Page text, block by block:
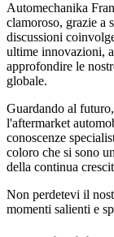
Automechanika
clamoroso, grazie a
discussioni
ultime innovazioni,
approfondire le
globale.
Guardando al
l'aftermarket
conoscenze
coloro che si sono
della continua
Non perdetevi il
momenti salienti e